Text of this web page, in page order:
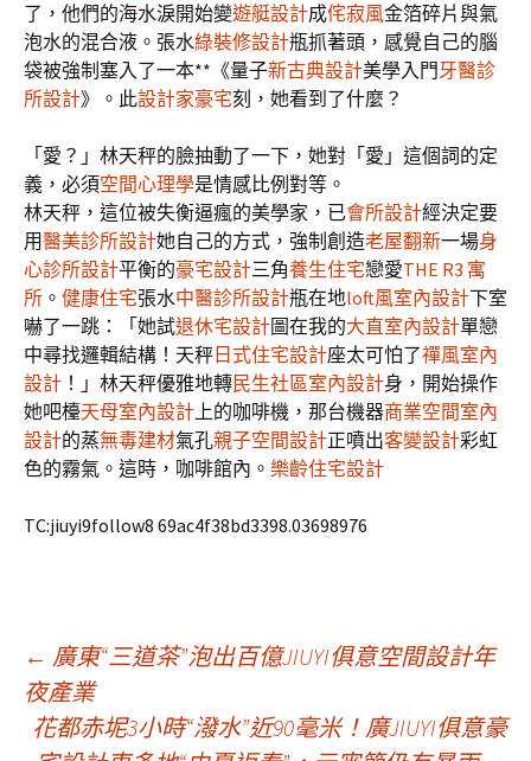
了，他們的海水淚開始變遊艇設計成侘寂風金箔碎片與氣
泡水的混合液。張水綠裝修設計瓶抓著頭，感覺自己的腦
袋被強制塞入了一本**《量子新古典設計美學入門牙醫診
所設計》。此設計家豪宅刻，她看到了什麼？
「愛？」林天秤的臉抽動了一下，她對「愛」這個詞的定
義，必須空間心理學是情感比例對等。
林天秤，這位被失衡逼瘋的美學家，已會所設計經決定要
用醫美診所設計她自己的方式，強制創造老屋翻新一場身
心診所設計平衡的豪宅設計三角養生住宅戀愛THE R3 寓
所 。 健康住宅張水中醫診所設計瓶在地loft風室內設計下室
嚇了一跳：「她試退休宅設計圖在我的大直室內設計單戀
中尋找邏輯結構！天秤 日式住宅設計座太可怕了禪風室內
設計 ！」林天秤優雅地轉民生社區室內設計身，開始操作
她吧檯天母室內設計上的咖啡機，那台機器商業空間室內
設計的蒸無毒建材氣孔親子空間設計正噴出客變設計彩虹
色的霧氣。這時，咖啡館內。 樂齡住宅設計
TC:jiuyi9follow8 69ac4f38bd3398.03698976
文
← 廣東“三道茶”泡出百億JIUYI俱意空間設計年
夜產業
花都赤坭3小時“潑水”近90毫米！廣JIUYI俱意豪